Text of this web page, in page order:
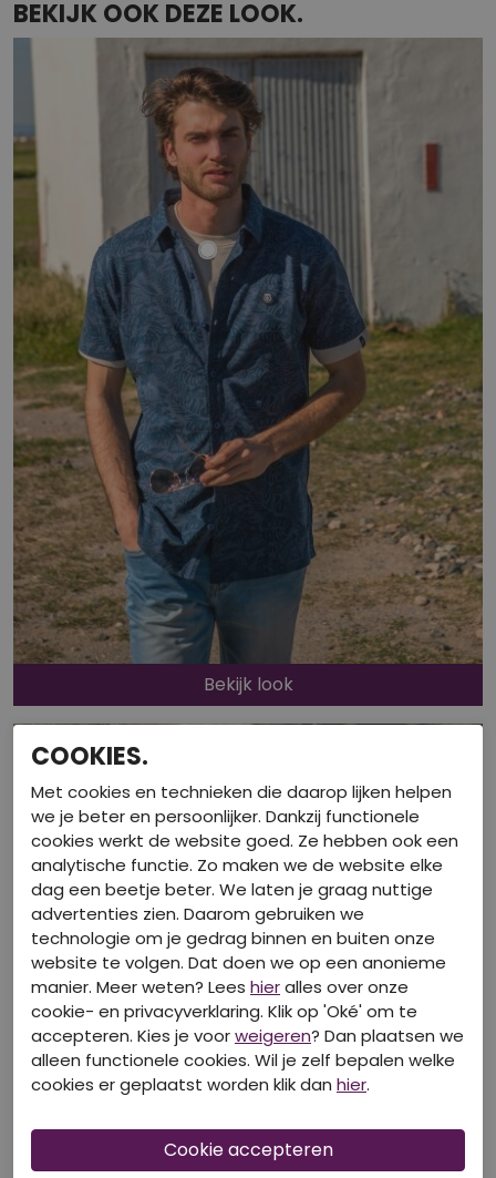
BEKIJK OOK DEZE LOOK.
Bekijk look
COOKIES.
Met cookies en technieken die daarop lijken helpen
we je beter en persoonlijker. Dankzij functionele
cookies werkt de website goed. Ze hebben ook een
analytische functie. Zo maken we de website elke
dag een beetje beter. We laten je graag nuttige
advertenties zien. Daarom gebruiken we
technologie om je gedrag binnen en buiten onze
website te volgen. Dat doen we op een anonieme
manier. Meer weten? Lees hieralles over onze
cookie- en privacyverklaring. Klik op 'Oké' om te
accepteren. Kies je voorweigeren? Dan plaatsen we
alleen functionele cookies. Wil je zelf bepalen welke
cookies er geplaatst worden klik dan hier.